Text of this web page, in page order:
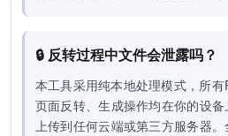
🔒 反转过程中文件会泄露吗？
本工具采用纯本地处理模式，所有
页面反转、生成操作均在你的设
上传到任何云端或第三方服务器